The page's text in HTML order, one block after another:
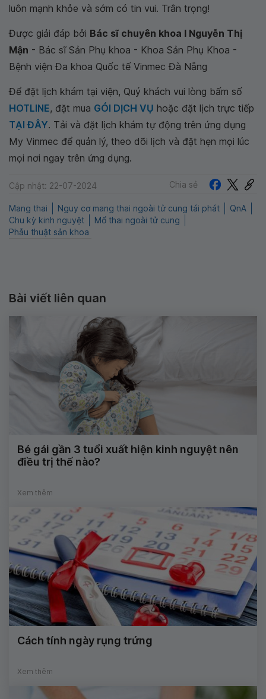
luôn mạnh khỏe và sớm có tin vui. Trân trọng!
Được giải đáp bởi Bác sĩ chuyên khoa I Nguyễn Thị
Mận - Bác sĩ Sản Phụ khoa - Khoa Sản Phụ Khoa -
Bệnh viện Đa khoa Quốc tế Vinmec Đà Nẵng
Để đặt lịch khám tại viện, Quý khách vui lòng bấm số
HOTLINE, đặt mua GÓI DỊCH VỤ hoặc đặt lịch trực tiếp
TẠI ĐÂY. Tải và đặt lịch khám tự động trên ứng dụng
My Vinmec để quản lý, theo dõi lịch và đặt hẹn mọi lúc
mọi nơi ngay trên ứng dụng.
Cập nhật: 22-07-2024 Chia sẻ
Mang thai Nguy cơ mang thai ngoài tử cung tái phát
QnA
Chu kỳ kinh nguyệt
Mổ thai ngoài tử cung
Phẫu thuật sản khoa
Bài viết liên quan
Bé gái gần 3 tuổi xuất hiện kinh nguyệt nên
điều trị thế nào?
Xem thêm
Cách tính ngày rụng trứng
Xem thêm